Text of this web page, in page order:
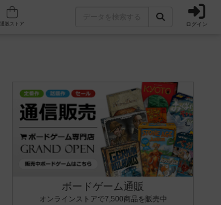
人気ボードゲーム ログイン
ボードゲーム通販
オンラインストアで7,500商品を販売中